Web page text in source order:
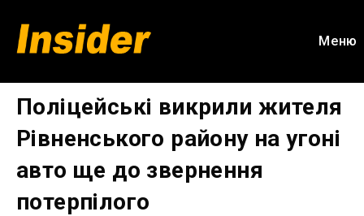
вмісту
Меню
Поліцейські викрили жителя
Рівненського району на угоні
авто ще до звернення
потерпілого